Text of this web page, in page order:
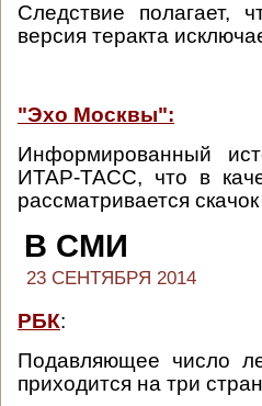
Следствие полагает,
версия теракта
"Эхо Москвы":
Информированный
ИТАР-ТАСС, что в
рассматривается
В СМИ
23 СЕНТЯБРЯ 2014
РБК:
Подавляющее число
приходится на три